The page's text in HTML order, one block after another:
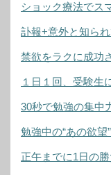
ショック療法でス
訃報+意外と知ら
禁欲をラクに成功
１日１回、受験生
30秒で勉強の集中
勉強中の“あの欲
正午までに1日の